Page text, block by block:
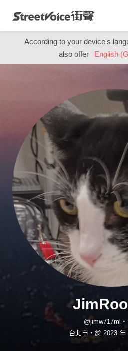
According to your device's
also offer
English
@jimw717ml
台北市・於 2023 年